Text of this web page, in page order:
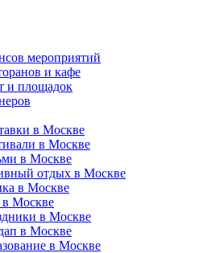
мероприятий
и кафе
и площадок
в Москве
в Москве
в Москве
отдых в Москве
в Москве
в Москве
в Москве
в Москве
в Москве